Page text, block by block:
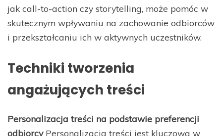
jak call-to-action czy storytelling, może pomóc w
skutecznym wpływaniu na zachowanie odbiorców
i przekształcaniu ich w aktywnych uczestników.
Techniki tworzenia
angażujących treści
Personalizacja treści na podstawie preferencji
odbiorcyPersonalizacja treści jest kluczowa w